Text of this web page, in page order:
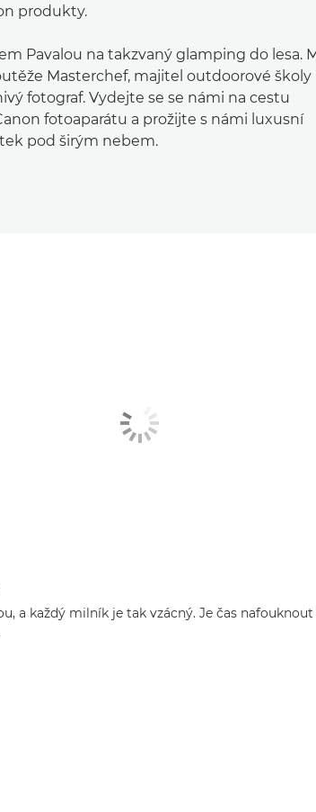
produkty.
Pavalou na takzvaný glamping do lesa.
Masterchef, majitel outdoorové školy
fotograf. Vydejte se se námi na cestu
fotoaparátu a prožijte s námi luxusní
pod širým nebem.
a každý milník je tak vzácný. Je čas